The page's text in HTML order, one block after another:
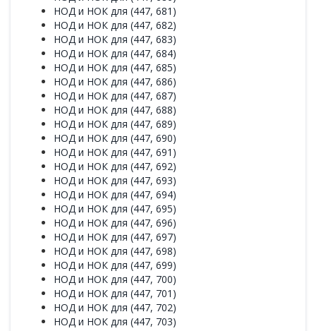
НОД и НОК для (447, 681)
НОД и НОК для (447, 682)
НОД и НОК для (447, 683)
НОД и НОК для (447, 684)
НОД и НОК для (447, 685)
НОД и НОК для (447, 686)
НОД и НОК для (447, 687)
НОД и НОК для (447, 688)
НОД и НОК для (447, 689)
НОД и НОК для (447, 690)
НОД и НОК для (447, 691)
НОД и НОК для (447, 692)
НОД и НОК для (447, 693)
НОД и НОК для (447, 694)
НОД и НОК для (447, 695)
НОД и НОК для (447, 696)
НОД и НОК для (447, 697)
НОД и НОК для (447, 698)
НОД и НОК для (447, 699)
НОД и НОК для (447, 700)
НОД и НОК для (447, 701)
НОД и НОК для (447, 702)
НОД и НОК для (447, 703)